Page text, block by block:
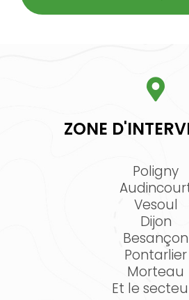
ZONE
Poligny
Vesoul
Dijon
Besançon
Pontarlier
Morteau
Et le